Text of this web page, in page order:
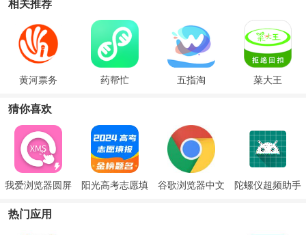
相关推荐
黄河票务 药帮忙 五指淘 菜大王
猜你喜欢
我爱浏览器圆屏
阳光高考志愿填
谷歌浏览器中文
陀螺仪超频助手
热门应用